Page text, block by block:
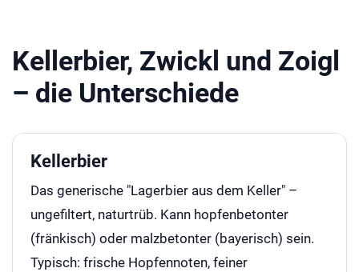
Kellerbier, Zwickl und Zoigl
– die Unterschiede
Kellerbier
Das generische "Lagerbier aus dem Keller" –
ungefiltert, naturtrüb. Kann hopfenbetonter
(fränkisch) oder malzbetonter (bayerisch) sein.
Typisch: frische Hopfennoten, feiner